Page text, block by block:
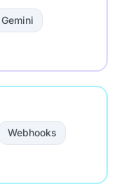
Gemini
Webhooks